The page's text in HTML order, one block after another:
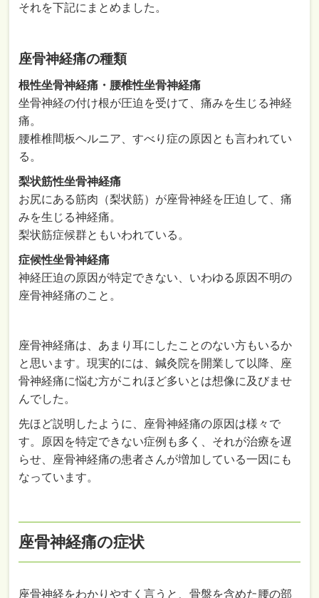
それを下記にまとめました。
座骨神経痛の種類
根性坐骨神経痛・腰椎性坐骨神経痛
坐骨神経の付け根が圧迫を受けて、痛みを生じる神経
痛。
腰椎椎間板ヘルニア、すべり症の原因とも言われてい
る。
梨状筋性坐骨神経痛
お尻にある筋肉（梨状筋）が座骨神経を圧迫して、痛
みを生じる神経痛。
梨状筋症候群ともいわれている。
症候性坐骨神経痛
神経圧迫の原因が特定できない、いわゆる原因不明の
座骨神経痛のこと。
座骨神経痛は、あまり耳にしたことのない方もいるか
と思います。現実的には、鍼灸院を開業して以降、座
骨神経痛に悩む方がこれほど多いとは想像に及びませ
んでした。
先ほど説明したように、座骨神経痛の原因は様々で
す。原因を特定できない症例も多く、それが治療を遅
らせ、座骨神経痛の患者さんが増加している一因にも
なっています。
座骨神経痛の症状
座骨神経をわかりやすく言うと、骨盤を含めた腰の部